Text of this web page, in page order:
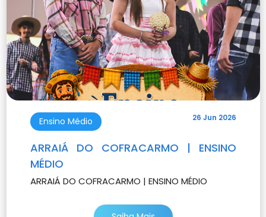
Ensino Médio 26 Jun 2026
ARRAIÁ DO COFRACARMO | ENSINO
MÉDIO
ARRAIÁ DO COFRACARMO | ENSINO MÉDIO